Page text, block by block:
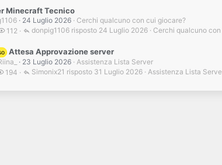
Minecraft Tecnico
24 Luglio 2026
Cerchi qualcuno con cui giocare?
112 Cerchi qualcuno
24 Luglio 2026
donpig1106
Attesa Approvazione server
23 Luglio 2026 Assistenza Lista Server
194 Assistenza Lista
31 Luglio 2026
Simonix21